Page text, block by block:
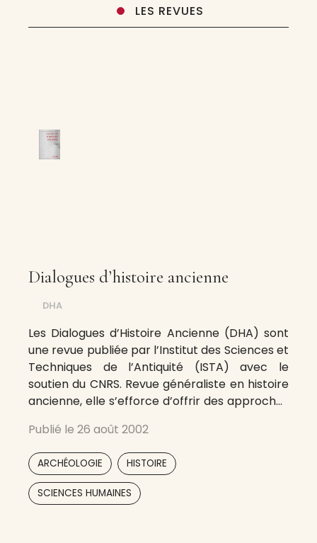
LES REVUES
Dialogues d’histoire ancienne
DHA
Les Dialogues d’Histoire Ancienne (DHA) sont
une revue publiée par l’Institut des Sciences et
Techniques de l’Antiquité (ISTA) avec le
soutien du CNRS. Revue généraliste en histoire
ancienne, elle s’efforce d’offrir des approches
domaines nouveaux, de s’intéresser à des
espaces considérés encore comme
périphériques. Trois fois l’an, elle offre aux
spécialistes
Publié le 26 août 2002
ARCHÉOLOGIE HISTOIRE
SCIENCES HUMAINES